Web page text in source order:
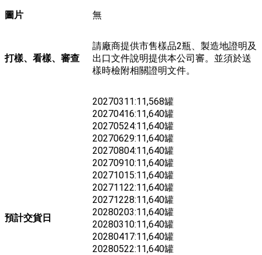
圖片 無
打樣、看樣、審查
請廠商提供市售樣品2瓶、製造地證明及
出口文件說明提供本公司審。並須於送
樣時檢附相關證明文件。
預計交貨日
20270311:11,568罐
20270416:11,640罐
20270524:11,640罐
20270629:11,640罐
20270804:11,640罐
20270910:11,640罐
20271015:11,640罐
20271122:11,640罐
20271228:11,640罐
20280203:11,640罐
20280310:11,640罐
20280417:11,640罐
20280522:11,640罐